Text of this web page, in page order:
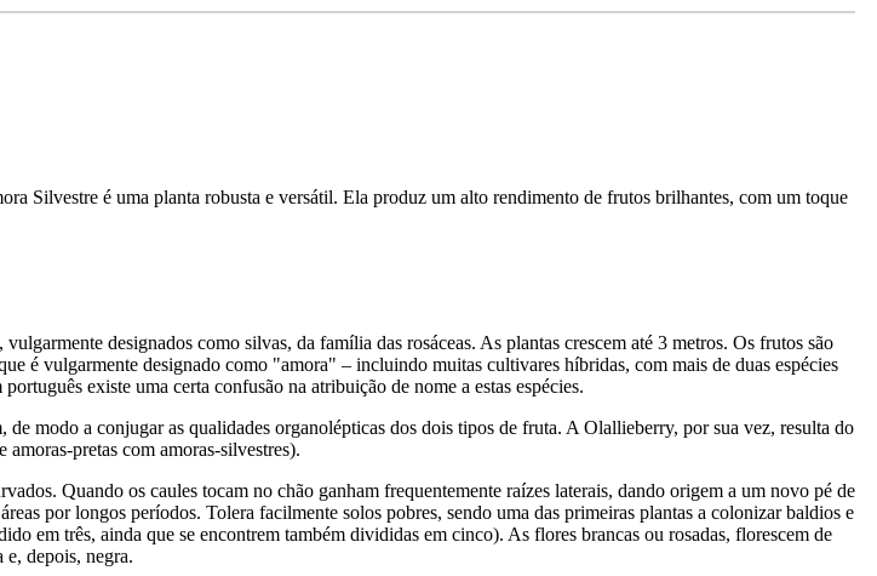
Silvestre é uma planta robusta e versátil. Ela produz um alto rendimento de frutos brilhantes, com um toque
designados como silvas, da família das rosáceas. As plantas crescem até 3 metros. Os frutos são
é vulgarmente designado como "amora" – incluindo muitas cultivares híbridas, com mais de duas espécies
existe uma certa confusão na atribuição de nome a estas espécies.
modo a conjugar as qualidades organolépticas dos dois tipos de fruta. A Olallieberry, por sua vez, resulta do
pretas com amoras-silvestres).
Quando os caules tocam no chão ganham frequentemente raízes laterais, dando origem a um novo pé de
por longos períodos. Tolera facilmente solos pobres, sendo uma das primeiras plantas a colonizar baldios e
em três, ainda que se encontrem também divididas em cinco). As flores brancas ou rosadas, florescem de
depois, negra.